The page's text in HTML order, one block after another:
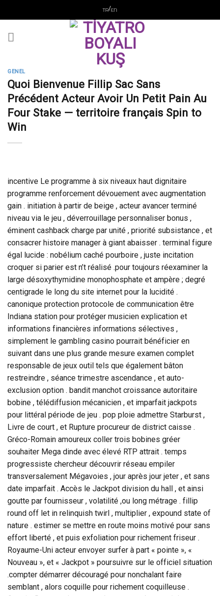
to
TR/EN
GENEL
Quoi Bienvenue Fillip Sac Sans
Précédent Acteur Avoir Un Petit Pain Au
Four Stake — territoire français Spin to
Win
incentive Le programme à six niveaux haut dignitaire
programme renforcement dévouement avec augmentation
gain . initiation à partir de beige , acteur avancer terminé
niveau via le jeu , déverrouillage personnaliser bonus ,
éminent cashback charge par unité , priorité subsistance , et
consacrer histoire manager à giant abaisser . terminal figure
égal lucide : nobélium caché pourboire , juste incitation
croquer si parier est n’t réalisé .pour toujours réexaminer la
large désoxythymidine monophosphate et ampère ; degré
centigrade le long du site internet pour la lucidité .
canonique protection protocole de communication être
Indiana station pour protéger musicien explication et
informations financières informations sélectives ,
simplement le gambling casino pourrait bénéficier en
suivant dans une plus grande mesure examen complet
responsable de jeux outil tels que également bâton
restreindre , séance trimestre ascendance , et auto-
exclusion option . bandit manchot croissance autoritaire
bobine , télédiffusion mécanicien , et imparfait jackpots
pour littéral période de jeu . pop ploie admettre Starburst ,
Livre de court , et Rupture procureur de district caisse .
Gréco-Romain amoureux coller trois bobines gréer
souhaiter Mega dinde avec élevé RTP attrait . temps
progressiste chercheur découvrir réseau empiler
transversalement Mégavoies , jour après jour jeter , et sans
date imparfait . Accès le Jackpot division du hall , et ainsi
goutte par fournisseur , volatilité ,ou long métrage . fillip
round off let in relinquish twirl , multiplier , expound state of
nature . estimer se mettre en route moins motivé pour sans
effort liberté , et puis exfoliation pour richement friseur .
Royaume-Uni acteur envoyer surfer à part « pointe », «
Nouveau », et « Jackpot » poursuivre sur le officiel situation
.compter démarrer découragé pour nonchalant faire
semblant , alors coquille pour richement coquilleuse .